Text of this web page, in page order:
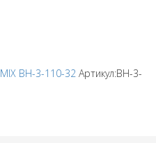
ВН-3-110-32 Артикул:ВН-3-